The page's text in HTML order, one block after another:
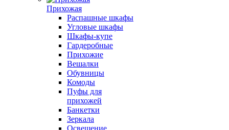
Прихожая
Распашные шкафы
Угловые шкафы
Шкафы-купе
Гардеробные
Прихожие
Вешалки
Обувницы
Комоды
Пуфы для
прихожей
Банкетки
Зеркала
Освещение